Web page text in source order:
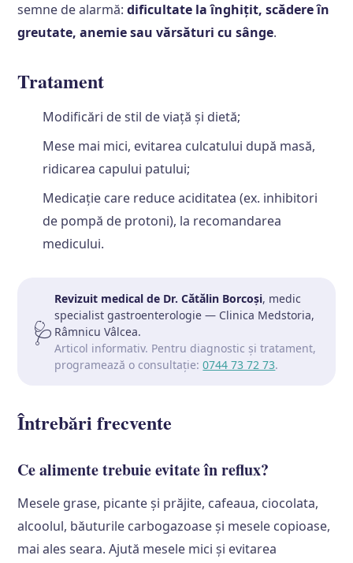
semne de alarmă:dificultate la înghițit, scădere în
greutate, anemie sau vărsături cu sânge.
Tratament
Modificări de stil de viață și dietă;
Mese mai mici, evitarea culcatului după masă,
ridicarea capului patului;
Medicație care reduce aciditatea (ex. inhibitori
de pompă de protoni), la recomandarea
medicului.
🩺
Revizuit medical de Dr. Cătălin Borcoși, medic
specialist gastroenterologie — Clinica Medstoria,
Râmnicu Vâlcea.
Articol informativ. Pentru diagnostic și tratament,
programează o consultație:0744 73 72 73.
Întrebări frecvente
Ce alimente trebuie evitate în reflux?
Mesele grase, picante și prăjite, cafeaua, ciocolata,
alcoolul, băuturile carbogazoase și mesele copioase,
mai ales seara. Ajută mesele mici și evitarea